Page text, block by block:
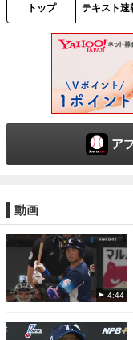
トップ テキスト速
ア
動画
4:44